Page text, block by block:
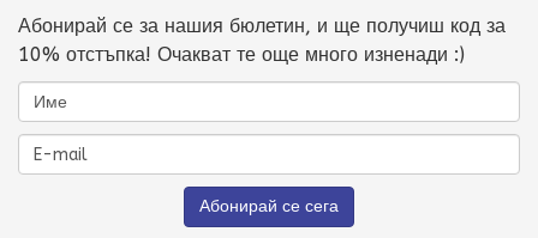
Абонирай се за нашия бюлетин, и ще получиш код за
10% отстъпка! Очакват те още много изненади :)